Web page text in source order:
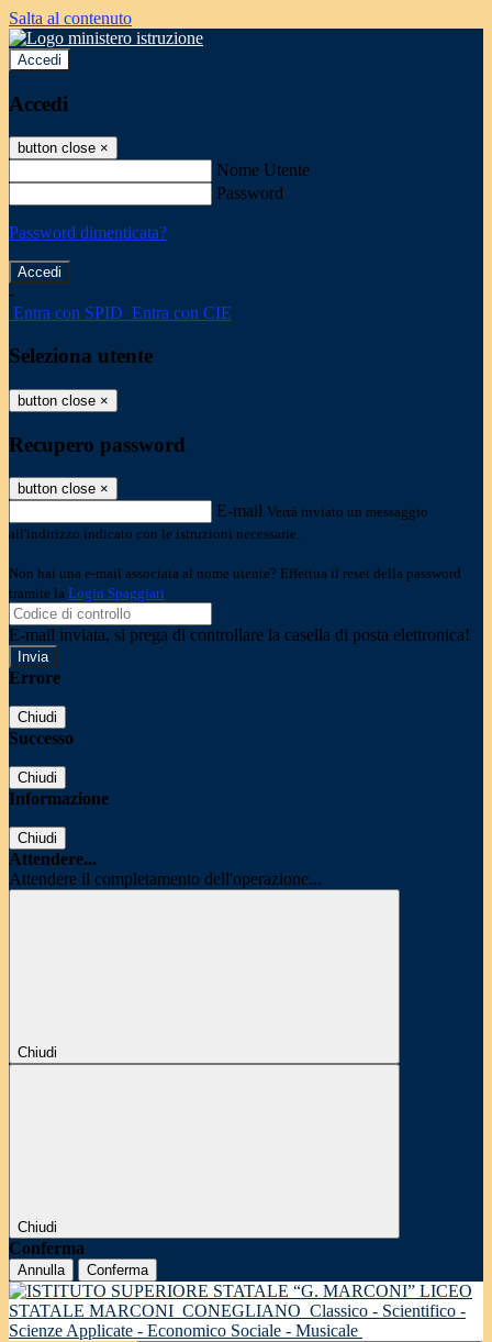
Salta al contenuto
Accedi
Accedi
button close ×
Nome Utente
Password
Password dimenticata?
-
Entra con SPID Entra con CIE
Seleziona utente
button close ×
Recupero password
button close ×
E-mail Verrà inviato un messaggio
all'indirizzo indicato con le istruzioni necessarie.
Non hai una e-mail associata al nome utente? Effettua il reset della password
tramite la Login Spaggiari
E-mail inviata, si prega di controllare la casella di posta elettronica!
Errore
Chiudi
Successo
Chiudi
Informazione
Chiudi
Attendere...
Attendere il completamento dell'operazione...
Chiudi
Chiudi
Conferma
Annulla Conferma
LICEO
STATALE MARCONI CONEGLIANO Classico - Scientifico -
Scienze Applicate - Economico Sociale - Musicale